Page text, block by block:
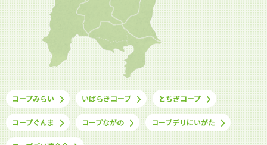
コープみらい いばらきコープ とちぎコープ
コープぐんま コープながの コープデリにいがた